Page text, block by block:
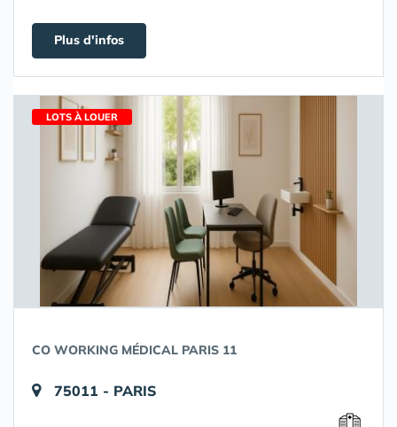
Plus d'infos
LOTS À LOUER
CO WORKING MÉDICAL PARIS 11
75011 - PARIS